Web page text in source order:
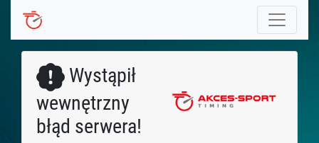
Wystąpił
wewnętrzny
błąd serwera!